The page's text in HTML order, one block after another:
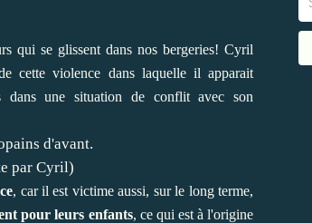
qui se glissent dans nos bergeries! Cyril
cette violence dans laquelle il apparait
dans une situation de conflit avec son
d'avant.
par Cyril)
, car il est victime aussi, sur le long terme,
pour leurs enfants, ce qui est à l'origine